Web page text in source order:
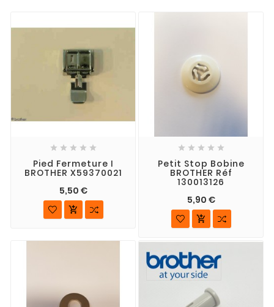
    
Pied Fermeture I
BROTHER X59370021
5,50 €

    
Petit Stop Bobine
BROTHER Réf
130013126
5,90 €
